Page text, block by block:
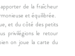
de la fraîcheur
et équilibrée.
et du côté des petits
privilégions le retour
on joue la carte du